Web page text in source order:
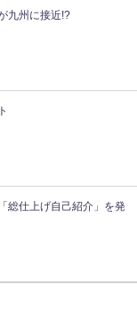
九州に接近!?
総仕上げ自己紹介」を発